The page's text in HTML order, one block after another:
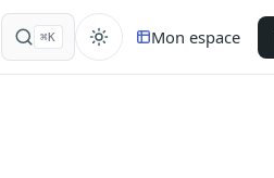
⌘K Mon espace